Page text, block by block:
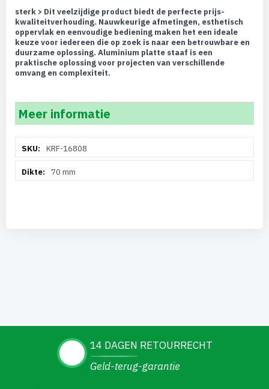
sterk > Dit veelzijdige product biedt de perfecte prijs-
kwaliteitverhouding. Nauwkeurige afmetingen, esthetisch
oppervlak en eenvoudige bediening maken het een ideale
keuze voor iedereen die op zoek is naar een betrouwbare en
duurzame oplossing. Aluminium platte staaf is een
praktische oplossing voor projecten van verschillende
omvang en complexiteit.
Meer informatie
informatieKRF-16808
70 mm
14 DAGEN RETOURRECHT
Geld-terug-garantie